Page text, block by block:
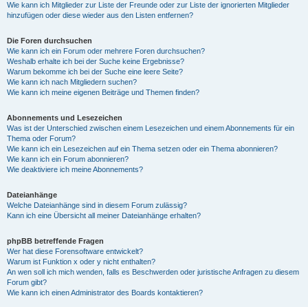
Wie kann ich Mitglieder zur Liste der Freunde oder zur Liste der ignorierten Mitglieder
hinzufügen oder diese wieder aus den Listen entfernen?
Die Foren durchsuchen
Wie kann ich ein Forum oder mehrere Foren durchsuchen?
Weshalb erhalte ich bei der Suche keine Ergebnisse?
Warum bekomme ich bei der Suche eine leere Seite?
Wie kann ich nach Mitgliedern suchen?
Wie kann ich meine eigenen Beiträge und Themen finden?
Abonnements und Lesezeichen
Was ist der Unterschied zwischen einem Lesezeichen und einem Abonnements für ein
Thema oder Forum?
Wie kann ich ein Lesezeichen auf ein Thema setzen oder ein Thema abonnieren?
Wie kann ich ein Forum abonnieren?
Wie deaktiviere ich meine Abonnements?
Dateianhänge
Welche Dateianhänge sind in diesem Forum zulässig?
Kann ich eine Übersicht all meiner Dateianhänge erhalten?
phpBB betreffende Fragen
Wer hat diese Forensoftware entwickelt?
Warum ist Funktion x oder y nicht enthalten?
An wen soll ich mich wenden, falls es Beschwerden oder juristische Anfragen zu diesem
Forum gibt?
Wie kann ich einen Administrator des Boards kontaktieren?